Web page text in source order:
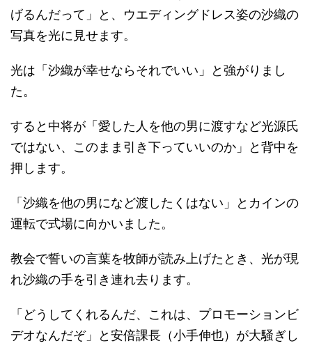
げるんだって」
と、ウエディングドレス姿の沙織の
写真を光に見せます。
光は「沙織が幸せならそれでいい」と強がりまし
た。
すると中将が「愛した人を他の男に渡すなど光源氏
ではない、このまま引き下っていいのか」と背中を
押します。
「沙織を他の男になど渡したくはない」と カインの
運転で式場に向かいました。
教会で誓いの言葉を牧師が読み上げたとき、光が現
れ沙織の手を引き連れ去ります。
「どうしてくれるんだ、これは、プロモーションビ
デオなんだぞ」と安倍課長（小手伸也）が大騒ぎし